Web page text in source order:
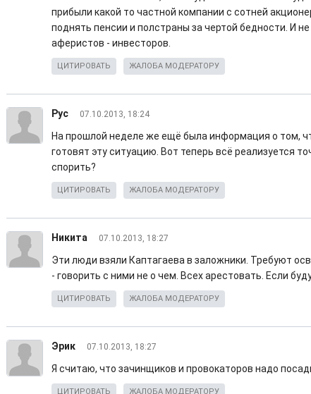
прибыли какой то частной компании с сотней
поднять пенсии и полстраны за чертой бедности. И
аферистов - инвесторов.
ЦИТИРОВАТЬ ЖАЛОБА МОДЕРАТОРУ
Рус 07.10.2013, 18:24
На прошлой неделе же ещё была информация о том,
готовят эту ситуацию. Вот теперь всё реализуется
спорить?
ЦИТИРОВАТЬ ЖАЛОБА МОДЕРАТОРУ
Никита 07.10.2013, 18:27
Эти люди взяли Каптагаева в заложники. Требуют
- говорить с ними не о чем. Всех арестовать. Если
ЦИТИРОВАТЬ ЖАЛОБА МОДЕРАТОРУ
Эрик 07.10.2013, 18:27
Я считаю, что зачинщиков и провокаторов надо
ЦИТИРОВАТЬ ЖАЛОБА МОДЕРАТОРУ